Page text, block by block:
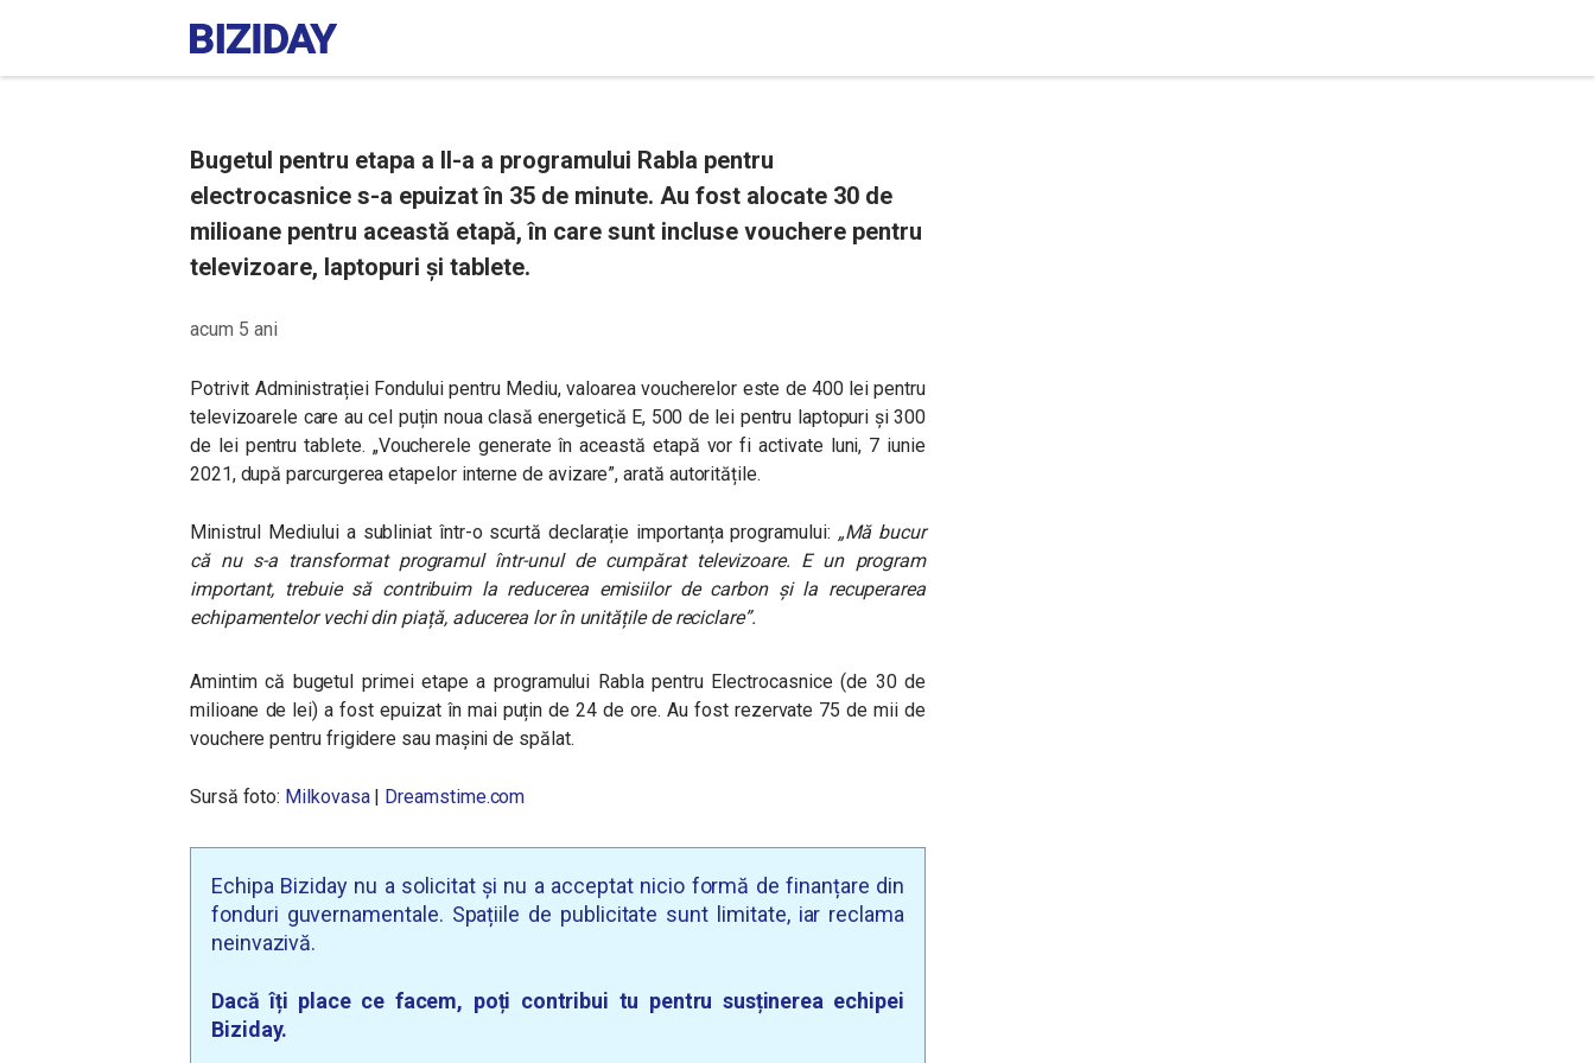
Bugetul pentru etapa a II-a a programului Rabla pentru
electrocasnice s-a epuizat în 35 de minute. Au fost alocate 30 de
milioane pentru această etapă, în care sunt incluse vouchere pentru
televizoare, laptopuri și tablete.
acum 5 ani
Potrivit Administrației Fondului pentru Mediu, valoarea voucherelor este de 400 lei pentru
televizoarele care au cel puțin noua clasă energetică E, 500 de lei pentru laptopuri și 300
de lei pentru tablete. „Voucherele generate în această etapă vor fi activate luni, 7 iunie
2021, după parcurgerea etapelor interne de avizare”, arată autoritățile.
Ministrul Mediului a subliniat într-o scurtă declarație importanța programului: „Mă bucur
că nu s-a transformat programul într-unul de cumpărat televizoare. E un program
important, trebuie să contribuim la reducerea emisiilor de carbon și la recuperarea
echipamentelor vechi din piață, aducerea lor în unitățile de reciclare”.
Amintim că bugetul primei etape a programului Rabla pentru Electrocasnice (de 30 de
milioane de lei) a fost epuizat în mai puțin de 24 de ore. Au fost rezervate 75 de mii de
vouchere pentru frigidere sau mașini de spălat.
Sursă foto: Milkovasa| Dreamstime.com
Echipa Biziday nu a solicitat și nu a acceptat nicio formă de finanțare din
fonduri guvernamentale. Spațiile de publicitate sunt limitate, iar reclama
neinvazivă.
Dacă îți place ce facem, poți contribui tu pentru susținerea echipei
Biziday.